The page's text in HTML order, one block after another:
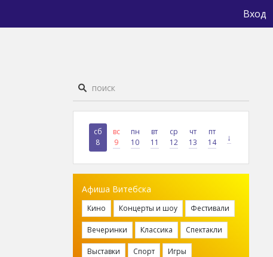
Вход
сб
8
вс
9
пн
10
вт
11
ср
12
чт
13
пт
14
↓
Афиша Витебска
Кино Концерты и шоу Фестивали
Вечеринки Классика Спектакли
Выставки Спорт
Игры